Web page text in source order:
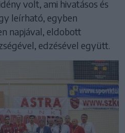
volt, ami hivatásos és
leírható, egyben
napjával, eldobott
edzésével együtt.